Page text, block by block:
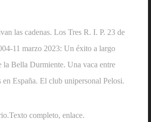
cadenas. Los Tres R. I. P. 23 de
11 marzo 2023: Un éxito a largo
Bella Durmiente. Una vaca entre
España. El club unipersonal Pelosi.
completo, enlace.